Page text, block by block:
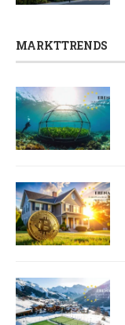
MARKTTRENDS